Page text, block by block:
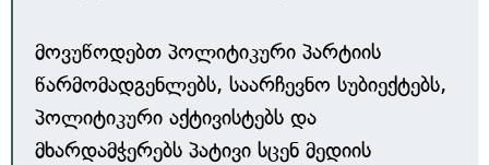
მოვუწოდებთ პოლიტიკური პარტიის
წარმომადგენლებს, საარჩევნო სუბიექტებს,
პოლიტიკური აქტივისტებს და
მხარდამჭერებს პატივი სცენ მედიის